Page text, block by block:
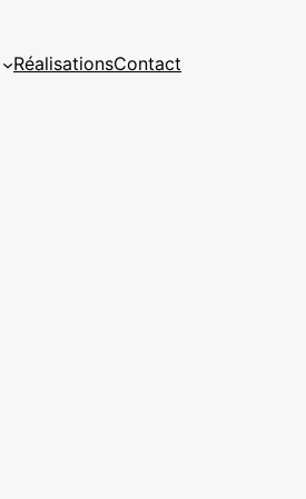
RéalisationsContact